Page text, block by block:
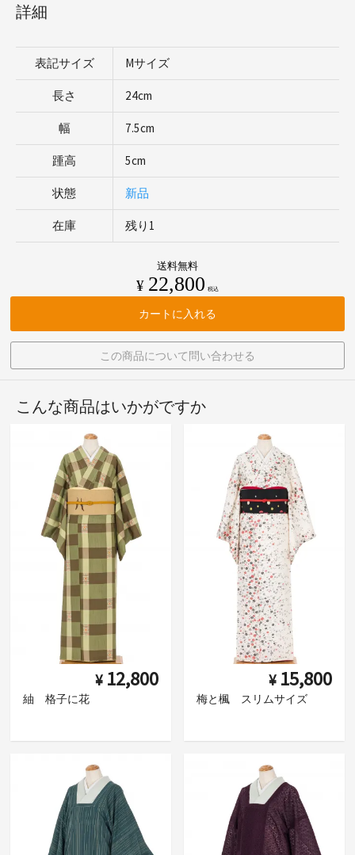
詳細
表記サイズ Mサイズ
長さ 24cm
幅 7.5cm
踵高 5cm
状態 新品
在庫 残り1
送料無料
¥ 22,800 税込
カートに入れる
この商品について問い合わせる
こんな商品はいかがですか
¥ 12,800
紬 格子に花
¥ 15,800
梅と楓 スリムサイズ